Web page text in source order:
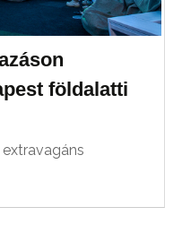
földalatti